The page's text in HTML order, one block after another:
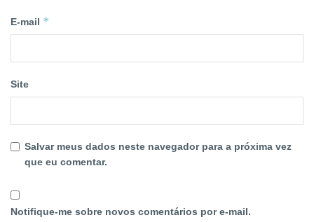
E-mail *
Site
Salvar meus dados neste navegador para a próxima vez
que eu comentar.
Notifique-me sobre novos comentários por e-mail.